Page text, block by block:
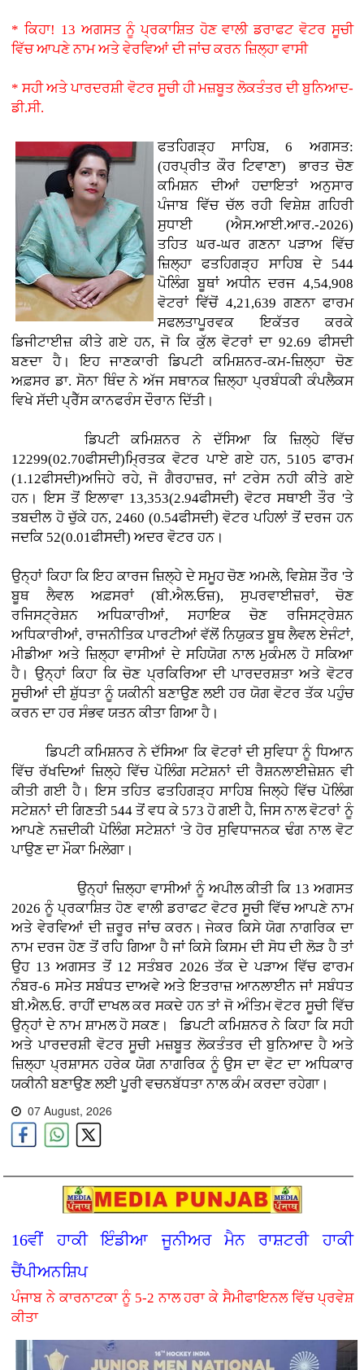
* ਕਿਹਾ! 13 ਅਗਸਤ ਨੂੰ ਪ੍ਰਕਾਸ਼ਿਤ ਹੋਣ ਵਾਲੀ ਡਰਾਫਟ ਵੋਟਰ ਸੂਚੀ
ਵਿੱਚ ਆਪਣੇ ਨਾਮ ਅਤੇ ਵੇਰਵਿਆਂ ਦੀ ਜਾਂਚ ਕਰਨ ਜ਼ਿਲ੍ਹਾ ਵਾਸੀ
* ਸਹੀ ਅਤੇ ਪਾਰਦਰਸ਼ੀ ਵੋਟਰ ਸੂਚੀ ਹੀ ਮਜ਼ਬੂਤ ਲੋਕਤੰਤਰ ਦੀ ਬੁਨਿਆਦ-
ਡੀ.ਸੀ.
ਫਤਹਿਗੜ੍ਹ ਸਾਹਿਬ, 6 ਅਗਸਤ:
(ਹਰਪ੍ਰੀਤ ਕੌਰ ਟਿਵਾਣਾ)
ਭਾਰਤ ਚੋਣ
ਕਮਿਸ਼ਨ ਦੀਆਂ ਹਦਾਇਤਾਂ ਅਨੁਸਾਰ
ਪੰਜਾਬ ਵਿੱਚ ਚੱਲ ਰਹੀ ਵਿਸ਼ੇਸ਼ ਗਹਿਰੀ
ਸੁਧਾਈ (ਐਸ.ਆਈ.ਆਰ.-2026)
ਤਹਿਤ ਘਰ-ਘਰ ਗਣਨਾ ਪੜਾਅ ਵਿੱਚ
ਜ਼ਿਲ੍ਹਾ ਫਤਹਿਗੜ੍ਹ ਸਾਹਿਬ ਦੇ 544
ਪੋਲਿੰਗ ਬੂਥਾਂ ਅਧੀਨ ਦਰਜ 4,54,908
ਵੋਟਰਾਂ ਵਿੱਚੋਂ 4,21,639 ਗਣਨਾ ਫਾਰਮ
ਸਫਲਤਾਪੂਰਵਕ ਇਕੱਤਰ ਕਰਕੇ
ਡਿਜੀਟਾਈਜ਼ ਕੀਤੇ ਗਏ ਹਨ, ਜੋ ਕਿ ਕੁੱਲ ਵੋਟਰਾਂ ਦਾ 92.69 ਫੀਸਦੀ
ਬਣਦਾ ਹੈ। ਇਹ ਜਾਣਕਾਰੀ ਡਿਪਟੀ ਕਮਿਸ਼ਨਰ-ਕਮ-ਜ਼ਿਲ੍ਹਾ ਚੋਣ
ਅਫ਼ਸਰ ਡਾ. ਸੋਨਾ ਥਿੰਦ ਨੇ ਅੱਜ ਸਥਾਨਕ ਜ਼ਿਲ੍ਹਾ ਪ੍ਰਬੰਧਕੀ ਕੰਪਲੈਕਸ
ਵਿਖੇ ਸੱਦੀ ਪ੍ਰੈੱਸ ਕਾਨਫਰੰਸ ਦੌਰਾਨ ਦਿੱਤੀ।
ਡਿਪਟੀ ਕਮਿਸ਼ਨਰ ਨੇ ਦੱਸਿਆ ਕਿ ਜ਼ਿਲ੍ਹੇ ਵਿੱਚ
12299(02.70ਫੀਸਦੀ)ਮ੍ਰਿਤਕ ਵੋਟਰ ਪਾਏ ਗਏ ਹਨ, 5105 ਫਾਰਮ
(1.12ਫੀਸਦੀ)ਅਜਿਹੇ ਰਹੇ, ਜੋ ਗੈਰਹਾਜ਼ਰ, ਜਾਂ ਟਰੇਸ ਨਹੀ ਕੀਤੇ ਗਏ
ਹਨ। ਇਸ ਤੋਂ ਇਲਾਵਾ 13,353(2.94ਫੀਸਦੀ) ਵੋਟਰ ਸਥਾਈ ਤੌਰ 'ਤੇ
ਤਬਦੀਲ ਹੋ ਚੁੱਕੇ ਹਨ, 2460 (0.54ਫੀਸਦੀ) ਵੋਟਰ ਪਹਿਲਾਂ ਤੋਂ ਦਰਜ ਹਨ
ਜਦਕਿ 52(0.01ਫੀਸਦੀ) ਅਦਰ ਵੋਟਰ ਹਨ।
ਉਨ੍ਹਾਂ ਕਿਹਾ ਕਿ ਇਹ ਕਾਰਜ ਜ਼ਿਲ੍ਹੇ ਦੇ ਸਮੂਹ ਚੋਣ ਅਮਲੇ, ਵਿਸ਼ੇਸ਼ ਤੌਰ 'ਤੇ
ਬੂਥ ਲੈਵਲ ਅਫ਼ਸਰਾਂ (ਬੀ.ਐਲ.ਓਜ਼), ਸੁਪਰਵਾਈਜ਼ਰਾਂ, ਚੋਣ
ਰਜਿਸਟ੍ਰੇਸ਼ਨ ਅਧਿਕਾਰੀਆਂ, ਸਹਾਇਕ ਚੋਣ ਰਜਿਸਟ੍ਰੇਸ਼ਨ
ਅਧਿਕਾਰੀਆਂ, ਰਾਜਨੀਤਿਕ ਪਾਰਟੀਆਂ ਵੱਲੋਂ ਨਿਯੁਕਤ ਬੂਥ ਲੈਵਲ ਏਜੰਟਾਂ,
ਮੀਡੀਆ ਅਤੇ ਜ਼ਿਲ੍ਹਾ ਵਾਸੀਆਂ ਦੇ ਸਹਿਯੋਗ ਨਾਲ ਮੁਕੰਮਲ ਹੋ ਸਕਿਆ
ਹੈ। ਉਨ੍ਹਾਂ ਕਿਹਾ ਕਿ ਚੋਣ ਪ੍ਰਕਿਰਿਆ ਦੀ ਪਾਰਦਰਸ਼ਤਾ ਅਤੇ ਵੋਟਰ
ਸੂਚੀਆਂ ਦੀ ਸ਼ੁੱਧਤਾ ਨੂੰ ਯਕੀਨੀ ਬਣਾਉਣ ਲਈ ਹਰ ਯੋਗ ਵੋਟਰ ਤੱਕ ਪਹੁੰਚ
ਕਰਨ ਦਾ ਹਰ ਸੰਭਵ ਯਤਨ ਕੀਤਾ ਗਿਆ ਹੈ।
ਡਿਪਟੀ ਕਮਿਸ਼ਨਰ ਨੇ ਦੱਸਿਆ ਕਿ ਵੋਟਰਾਂ ਦੀ ਸੁਵਿਧਾ ਨੂੰ ਧਿਆਨ
ਵਿੱਚ ਰੱਖਦਿਆਂ ਜ਼ਿਲ੍ਹੇ ਵਿੱਚ ਪੋਲਿੰਗ ਸਟੇਸ਼ਨਾਂ ਦੀ ਰੈਸ਼ਨਲਾਈਜ਼ੇਸ਼ਨ ਵੀ
ਕੀਤੀ ਗਈ ਹੈ। ਇਸ ਤਹਿਤ ਫਤਹਿਗੜ੍ਹ ਸਾਹਿਬ ਜਿਲ੍ਹੇ ਵਿੱਚ ਪੋਲਿੰਗ
ਸਟੇਸ਼ਨਾਂ ਦੀ ਗਿਣਤੀ 544 ਤੋਂ ਵਧ ਕੇ 573 ਹੋ ਗਈ ਹੈ, ਜਿਸ ਨਾਲ ਵੋਟਰਾਂ ਨੂੰ
ਆਪਣੇ ਨਜ਼ਦੀਕੀ ਪੋਲਿੰਗ ਸਟੇਸ਼ਨਾਂ 'ਤੇ ਹੋਰ ਸੁਵਿਧਾਜਨਕ ਢੰਗ ਨਾਲ ਵੋਟ
ਪਾਉਣ ਦਾ ਮੌਕਾ ਮਿਲੇਗਾ।
ਉਨ੍ਹਾਂ ਜ਼ਿਲ੍ਹਾ ਵਾਸੀਆਂ ਨੂੰ ਅਪੀਲ ਕੀਤੀ ਕਿ 13 ਅਗਸਤ
2026 ਨੂੰ ਪ੍ਰਕਾਸ਼ਿਤ ਹੋਣ ਵਾਲੀ ਡਰਾਫਟ ਵੋਟਰ ਸੂਚੀ ਵਿੱਚ ਆਪਣੇ ਨਾਮ
ਅਤੇ ਵੇਰਵਿਆਂ ਦੀ ਜ਼ਰੂਰ ਜਾਂਚ ਕਰਨ। ਜੇਕਰ ਕਿਸੇ ਯੋਗ ਨਾਗਰਿਕ ਦਾ
ਨਾਮ ਦਰਜ ਹੋਣ ਤੋਂ ਰਹਿ ਗਿਆ ਹੈ ਜਾਂ ਕਿਸੇ ਕਿਸਮ ਦੀ ਸੋਧ ਦੀ ਲੋੜ ਹੈ ਤਾਂ
ਉਹ 13 ਅਗਸਤ ਤੋਂ 12 ਸਤੰਬਰ 2026 ਤੱਕ ਦੇ ਪੜਾਅ ਵਿੱਚ ਫਾਰਮ
ਨੰਬਰ-6 ਸਮੇਤ ਸਬੰਧਤ ਦਾਅਵੇ ਅਤੇ ਇਤਰਾਜ਼ ਆਨਲਾਈਨ ਜਾਂ ਸਬੰਧਤ
ਬੀ.ਐਲ.ਓ. ਰਾਹੀਂ ਦਾਖਲ ਕਰ ਸਕਦੇ ਹਨ ਤਾਂ ਜੋ ਅੰਤਿਮ ਵੋਟਰ ਸੂਚੀ ਵਿੱਚ
ਉਨ੍ਹਾਂ ਦੇ ਨਾਮ ਸ਼ਾਮਲ ਹੋ ਸਕਣ। ਡਿਪਟੀ ਕਮਿਸ਼ਨਰ ਨੇ ਕਿਹਾ ਕਿ ਸਹੀ
ਅਤੇ ਪਾਰਦਰਸ਼ੀ ਵੋਟਰ ਸੂਚੀ ਮਜ਼ਬੂਤ ਲੋਕਤੰਤਰ ਦੀ ਬੁਨਿਆਦ ਹੈ ਅਤੇ
ਜ਼ਿਲ੍ਹਾ ਪ੍ਰਸ਼ਾਸਨ ਹਰੇਕ ਯੋਗ ਨਾਗਰਿਕ ਨੂੰ ਉਸ ਦਾ ਵੋਟ ਦਾ ਅਧਿਕਾਰ
ਯਕੀਨੀ ਬਣਾਉਣ ਲਈ ਪੂਰੀ ਵਚਨਬੱਧਤਾ ਨਾਲ ਕੰਮ ਕਰਦਾ ਰਹੇਗਾ।
07 August, 2026
16ਵੀਂ ਹਾਕੀ ਇੰਡੀਆ ਜੂਨੀਅਰ ਮੈਨ ਰਾਸ਼ਟਰੀ ਹਾਕੀ
ਚੈਂਪੀਅਨਸ਼ਿਪ
ਪੰਜਾਬ ਨੇ ਕਾਰਨਾਟਕਾ ਨੂੰ 5-2 ਨਾਲ ਹਰਾ ਕੇ ਸੈਮੀਫਾਇਨਲ ਵਿੱਚ ਪ੍ਰਵੇਸ਼
ਕੀਤਾ